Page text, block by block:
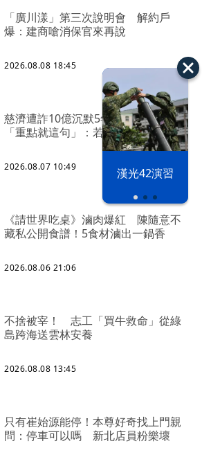
漢光42演習
「廣川漾」第三次說明會 解約戶
爆：建商嗆消保官來再說
2026.08.08 18:45
慈濟遭詐10億沉默5年 四叉貓看聲明
「重點就這句」：若判有罪錢還我
2026.08.07 10:49
《請世界吃桌》滷肉爆紅 陳隨意不
藏私公開食譜！5食材滷出一鍋香
2026.08.06 21:06
不捨被宰！ 志工「買牛救命」從綠
島跨海送雲林安養
2026.08.08 13:45
只有崔始源能停！本尊好奇找上門親
問：停車可以嗎 新北店員粉樂壞